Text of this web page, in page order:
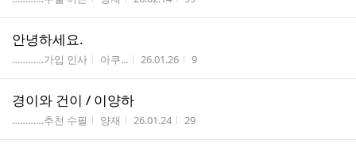
안녕하세요.
게시판명
…………가입 인사 작성자
아쿠... 작성시간
26.01.26 조회수
9
경이와 건이 / 이양하
게시판명
…………추천 수필 작성자
양재 작성시간
26.01.24 조회수
29